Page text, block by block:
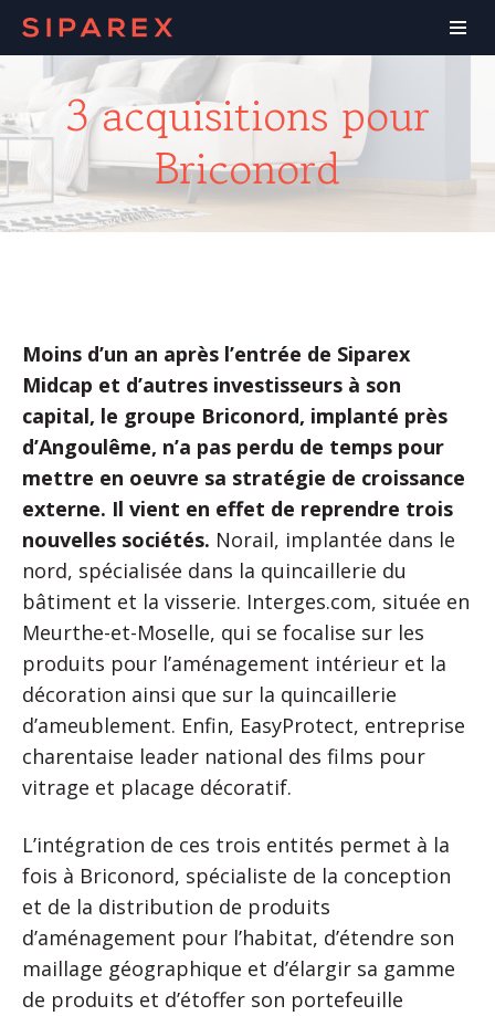
3 acquisitions pour
Briconord
Moins d’un an après l’entrée de Siparex
Midcap et d’autres investisseurs à son
capital, le groupe Briconord, implanté près
d’Angoulême, n’a pas perdu de temps pour
mettre en oeuvre sa stratégie de croissance
externe. Il vient en effet de reprendre trois
nouvelles sociétés. Norail, implantée dans le
nord, spécialisée dans la quincaillerie du
bâtiment et la visserie. Interges.com, située en
Meurthe-et-Moselle, qui se focalise sur les
produits pour l’aménagement intérieur et la
décoration ainsi que sur la quincaillerie
d’ameublement. Enfin, EasyProtect, entreprise
charentaise leader national des films pour
vitrage et placage décoratif.
L’intégration de ces trois entités permet à la
fois à Briconord, spécialiste de la conception
et de la distribution de produits
d’aménagement pour l’habitat, d’étendre son
maillage géographique et d’élargir sa gamme
de produits et d’étoffer son portefeuille